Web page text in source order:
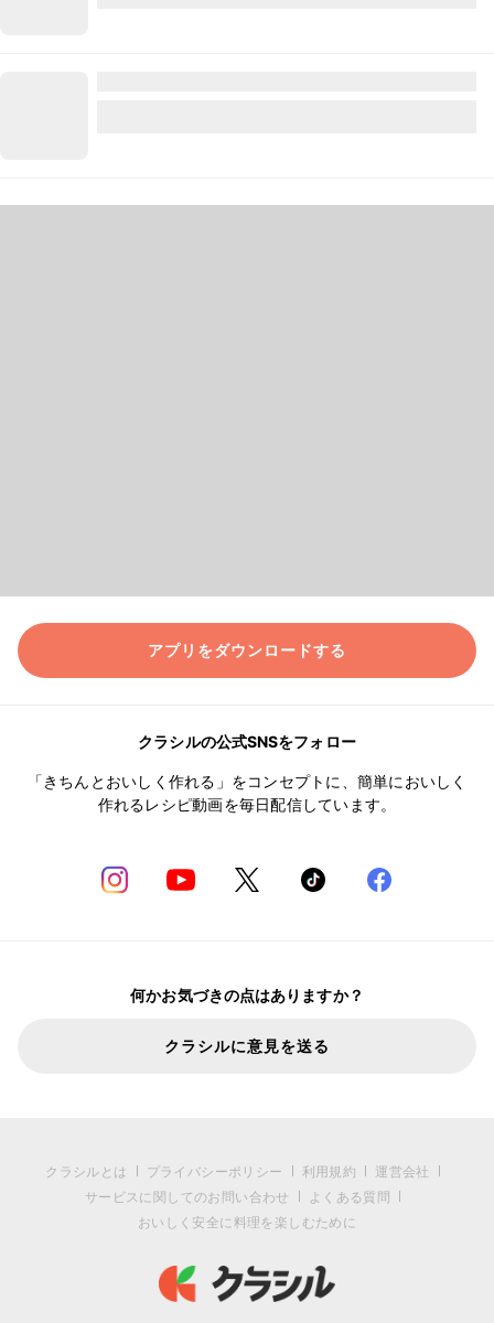
アプリをダウンロードする
クラシルの公式SNSをフォロー
「きちんとおいしく作れる」をコンセプトに、簡単においしく
作れるレシピ動画を毎日配信しています。
何かお気づきの点はありますか？
クラシルに意見を送る
クラシルとは プライバシーポリシー 利用規約
運営会社
サービスに関してのお問い合わせ
よくある質問
おいしく安全に料理を楽しむために